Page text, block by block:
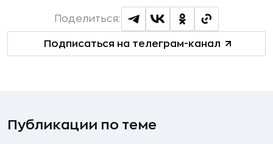
Подписаться на телеграм-канал
Поделиться:
Публикации по теме